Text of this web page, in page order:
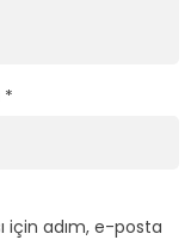
*
için adım, e-posta